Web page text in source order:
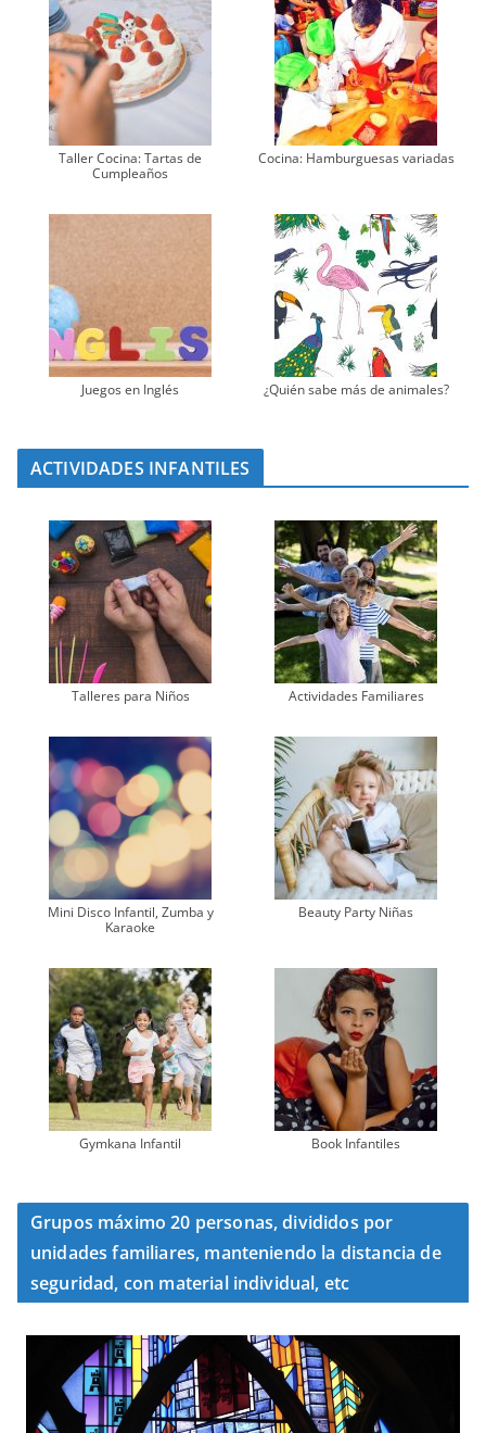
Taller Cocina: Tartas de
Cumpleaños
Cocina: Hamburguesas variadas
Juegos en Inglés ¿Quién sabe más de animales?
ACTIVIDADES INFANTILES
Talleres para Niños Actividades Familiares
Mini Disco Infantil, Zumba y
Karaoke
Beauty Party Niñas
Gymkana Infantil Book Infantiles
Grupos máximo 20 personas, divididos por
unidades familiares, manteniendo la distancia de
seguridad, con material individual, etc